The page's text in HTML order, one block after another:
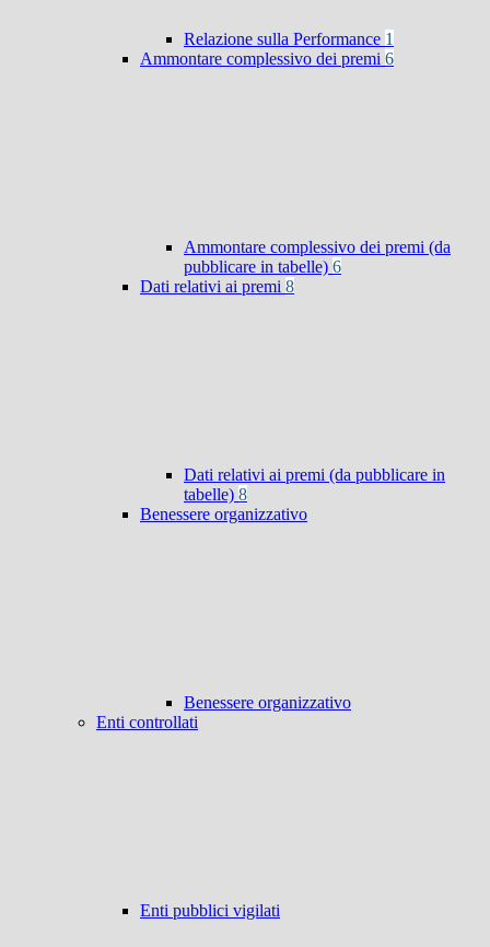
Relazione sulla Performance 1
Ammontare complessivo dei premi 6
Ammontare complessivo dei premi (da
pubblicare in tabelle) 6
Dati relativi ai premi 8
Dati relativi ai premi (da pubblicare in
tabelle) 8
Benessere organizzativo
Benessere organizzativo
Enti controllati
Enti pubblici vigilati